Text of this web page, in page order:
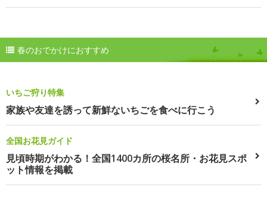
春のおでかけにおすすめ
いちご狩り特集
家族や友達を誘って新鮮ないちごを食べに行こう
全国お花見ガイド
見頃時期がわかる！全国1400カ所の桜名所・お花見スポ
ット情報を掲載